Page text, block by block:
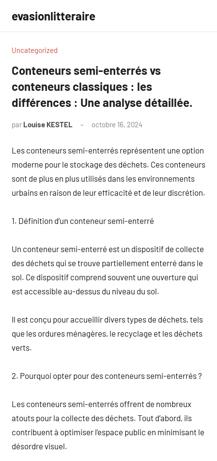
contenu
evasionlitteraire
Uncategorized
Conteneurs semi-enterrés vs
conteneurs classiques : les
différences : Une analyse détaillée.
par Louise KESTEL octobre 16, 2024
Les conteneurs semi-enterrés représentent une option
moderne pour le stockage des déchets. Ces conteneurs
sont de plus en plus utilisés dans les environnements
urbains en raison de leur efficacité et de leur discrétion.
1. Définition d’un conteneur semi-enterré
Un conteneur semi-enterré est un dispositif de collecte
des déchets qui se trouve partiellement enterré dans le
sol. Ce dispositif comprend souvent une ouverture qui
est accessible au-dessus du niveau du sol.
Il est conçu pour accueillir divers types de déchets, tels
que les ordures ménagères, le recyclage et les déchets
verts.
2. Pourquoi opter pour des conteneurs semi-enterrés ?
Les conteneurs semi-enterrés offrent de nombreux
atouts pour la collecte des déchets. Tout d’abord, ils
contribuent à optimiser l’espace public en minimisant le
désordre visuel.